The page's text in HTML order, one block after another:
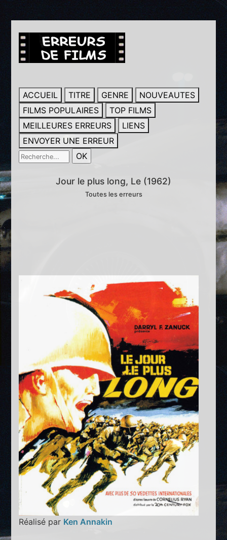
ACCUEIL TITRE GENRE
NOUVEAUTES
FILMS POPULAIRES
TOP FILMS
MEILLEURES ERREURS
LIENS
ENVOYER UNE ERREUR
Jour le plus long, Le (1962)
Toutes les erreurs
Réalisé par Ken Annakin